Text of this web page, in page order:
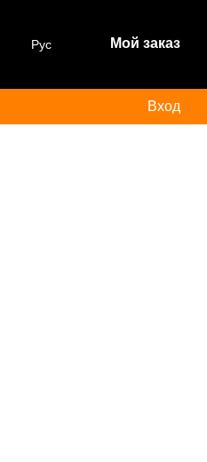
Рус Мой заказ
Вход